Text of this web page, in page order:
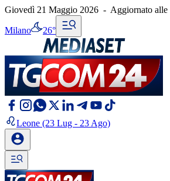
Giovedì 21 Maggio 2026 - Aggiornato alle
Milano 26°
Leone (23 Lug - 23 Ago)